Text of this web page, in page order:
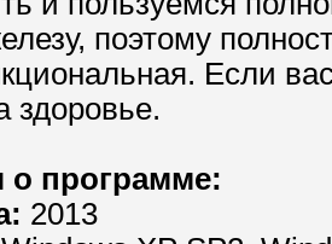
поэтому
Если
здоровье.
программе:
2013